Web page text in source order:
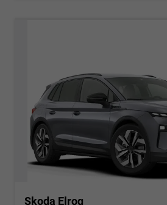
Skoda Elroq